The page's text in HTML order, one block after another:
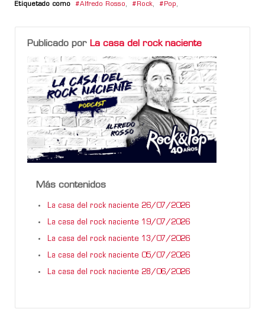
Etiquetado como Alfredo Rosso, Rock, Pop,
Publicado por La casa del rock naciente
Más contenidos
La casa del rock naciente 26/07/2026
La casa del rock naciente 19/07/2026
La casa del rock naciente 13/07/2026
La casa del rock naciente 05/07/2026
La casa del rock naciente 28/06/2026